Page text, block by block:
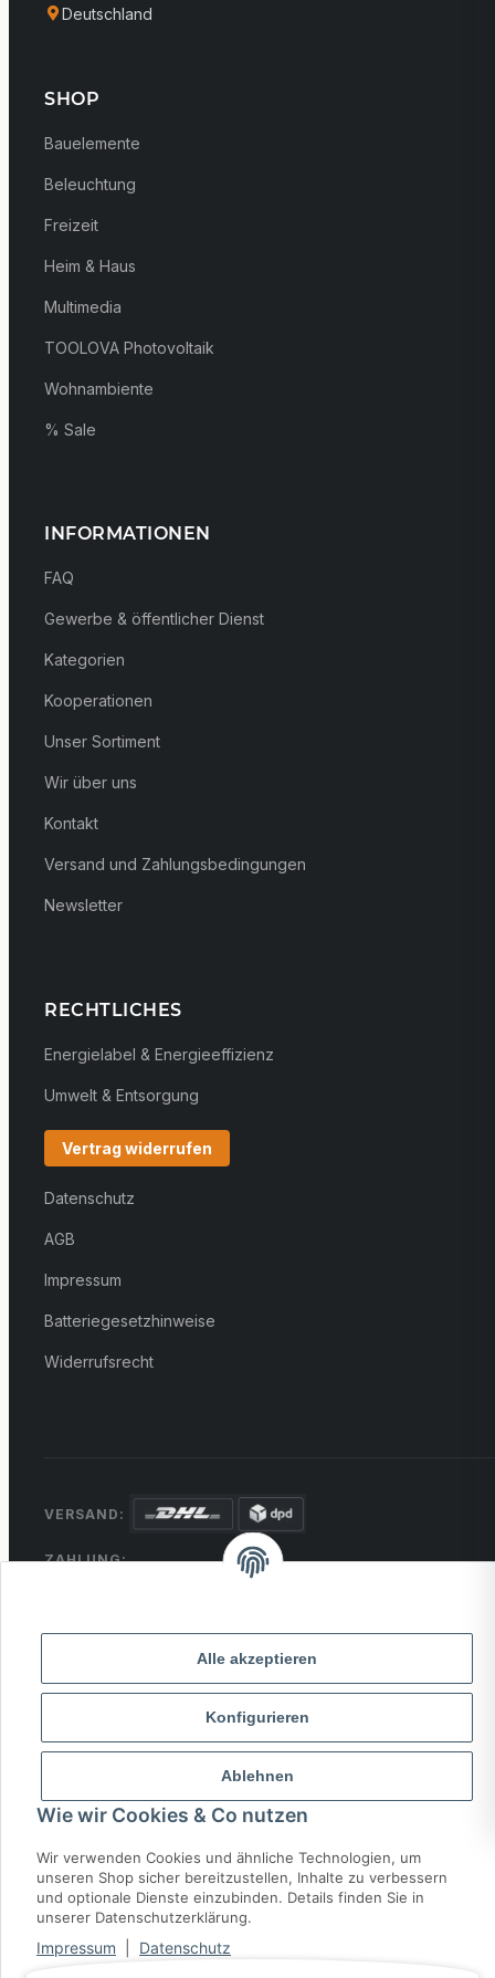
Alle akzeptieren
Konfigurieren
Ablehnen
Wie wir Cookies & Co nutzen
Wir verwenden Cookies und ähnliche Technologien, um
unseren Shop sicher bereitzustellen, Inhalte zu verbessern
und optionale Dienste einzubinden. Details finden Sie in
unserer Datenschutzerklärung.
Impressum Datenschutz
Deutschland
SHOP
Bauelemente
Beleuchtung
Freizeit
Heim & Haus
Multimedia
TOOLOVA Photovoltaik
Wohnambiente
% Sale
INFORMATIONEN
FAQ
Gewerbe & öffentlicher Dienst
Kategorien
Kooperationen
Unser Sortiment
Wir über uns
Kontakt
Versand und Zahlungsbedingungen
Newsletter
RECHTLICHES
Energielabel & Energieeffizienz
Umwelt & Entsorgung
Vertrag widerrufen
Datenschutz
AGB
Impressum
Batteriegesetzhinweise
Widerrufsrecht
VERSAND:
ZAHLUNG:
MasterCard
* Alle Preise inkl. gesetzlicher USt., zzgl.Versand
Powered byMD IT Solutions